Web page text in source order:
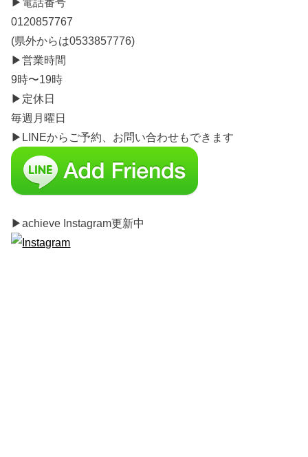
0120857767
(県外からは0533857776)
▶︎営業時間
9時〜19時
▶︎定休日
毎週月曜日
▶︎LINEからご予約、お問い合わせもできます
▶︎achieve Instagram更新中